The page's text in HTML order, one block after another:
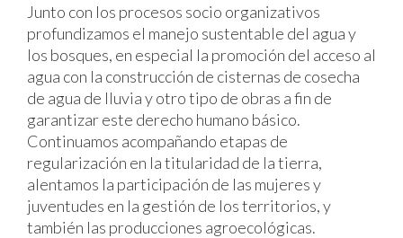
Junto con los procesos socio organizativos
profundizamos el manejo sustentable del agua y
los bosques, en especial la promoción del acceso al
agua con la construcción de cisternas de cosecha
de agua de lluvia y otro tipo de obras a fin de
garantizar este derecho humano básico.
Continuamos acompañando etapas de
regularización en la titularidad de la tierra,
alentamos la participación de las mujeres y
juventudes en la gestión de los territorios, y
también las producciones agroecológicas.